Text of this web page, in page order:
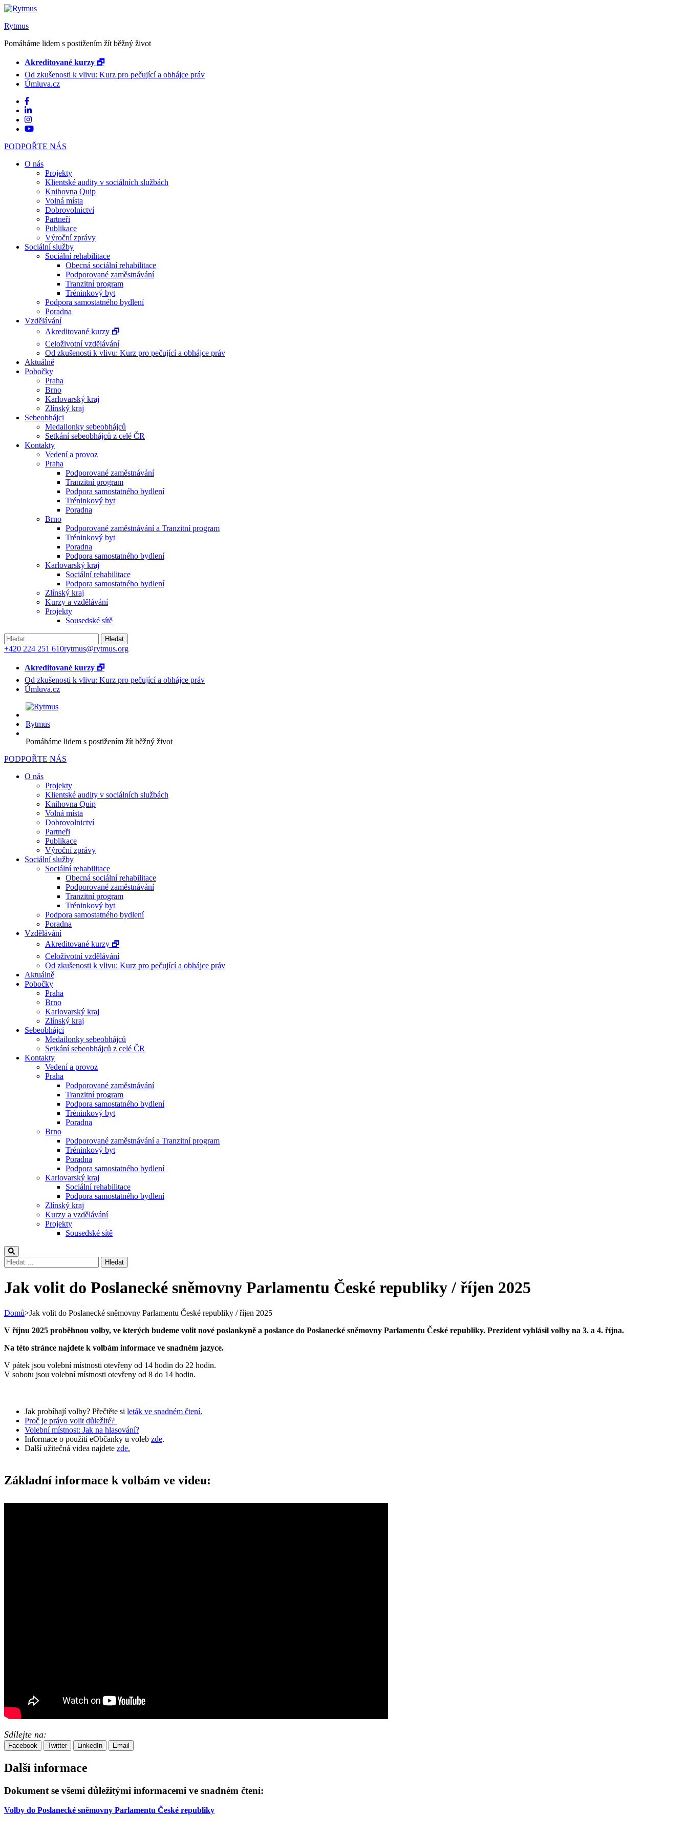
Rytmus
Pomáháme lidem s postižením žít běžný život
Akreditované kurzy 🗗
Od zkušenosti k vlivu: Kurz pro pečující a obhájce práv
Úmluva.cz
PODPOŘTE NÁS
O nás
Projekty
Klientské audity v sociálních službách
Knihovna Quip
Volná místa
Dobrovolnictví
Partneři
Publikace
Výroční zprávy
Sociální služby
Sociální rehabilitace
Obecná sociální rehabilitace
Podporované zaměstnávání
Tranzitní program
Tréninkový byt
Podpora samostatného bydlení
Poradna
Vzdělávání
Akreditované kurzy 🗗
Celoživotní vzdělávání
Od zkušenosti k vlivu: Kurz pro pečující a obhájce práv
Aktuálně
Pobočky
Praha
Brno
Karlovarský kraj
Zlínský kraj
Sebeobhájci
Medailonky sebeobhájců
Setkání sebeobhájců z celé ČR
Kontakty
Vedení a provoz
Praha
Podporované zaměstnávání
Tranzitní program
Podpora samostatného bydlení
Tréninkový byt
Poradna
Brno
Podporované zaměstnávání a Tranzitní program
Tréninkový byt
Poradna
Podpora samostatného bydlení
Karlovarský kraj
Sociální rehabilitace
Podpora samostatného bydlení
Zlínský kraj
Kurzy a vzdělávání
Projekty
Sousedské sítě
Vyhledávání
+420 224 251 610rytmus@rytmus.org
Akreditované kurzy 🗗
Od zkušenosti k vlivu: Kurz pro pečující a obhájce práv
Úmluva.cz
Rytmus
Pomáháme lidem s postižením žít běžný život
PODPOŘTE NÁS
O nás
Projekty
Klientské audity v sociálních službách
Knihovna Quip
Volná místa
Dobrovolnictví
Partneři
Publikace
Výroční zprávy
Sociální služby
Sociální rehabilitace
Obecná sociální rehabilitace
Podporované zaměstnávání
Tranzitní program
Tréninkový byt
Podpora samostatného bydlení
Poradna
Vzdělávání
Akreditované kurzy 🗗
Celoživotní vzdělávání
Od zkušenosti k vlivu: Kurz pro pečující a obhájce práv
Aktuálně
Pobočky
Praha
Brno
Karlovarský kraj
Zlínský kraj
Sebeobhájci
Medailonky sebeobhájců
Setkání sebeobhájců z celé ČR
Kontakty
Vedení a provoz
Praha
Podporované zaměstnávání
Tranzitní program
Podpora samostatného bydlení
Tréninkový byt
Poradna
Brno
Podporované zaměstnávání a Tranzitní program
Tréninkový byt
Poradna
Podpora samostatného bydlení
Karlovarský kraj
Sociální rehabilitace
Podpora samostatného bydlení
Zlínský kraj
Kurzy a vzdělávání
Projekty
Sousedské sítě
Vyhledávání
Jak volit do Poslanecké sněmovny Parlamentu České republiky / říjen 2025
Domů>Jak volit do Poslanecké sněmovny Parlamentu České republiky / říjen 2025
V říjnu 2025 proběhnou volby, ve kterých budeme volit nové poslankyně a poslance do Poslanecké sněmovny Parlamentu České republiky. Prezident vyhlásil volby na 3. a 4. října.
Na této stránce najdete k volbám informace ve snadném jazyce.
V pátek jsou volební místnosti otevřeny od 14 hodin do 22 hodin.
V sobotu jsou volební místnosti otevřeny od 8 do 14 hodin.
Jak probíhají volby? Přečtěte si leták ve snadném čtení.
Proč je právo volit důležité?
Volební místnost: Jak na hlasování?
Informace o použití eObčanky u voleb zde.
Další užitečná videa najdete zde.
Základní informace k volbám ve videu:
Sdílejte na:
Facebook Twitter LinkedIn Email
Další informace
Dokument se všemi důležitými informacemi ve snadném čtení:
Volby do Poslanecké sněmovny Parlamentu České republiky